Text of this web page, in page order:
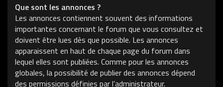
Que sont les annonces ?
Les annonces contiennent souvent des informations
importantes concernant le forum que vous consultez et
doivent être lues dès que possible. Les annonces
apparaissent en haut de chaque page du forum dans
lequel elles sont publiées. Comme pour les annonces
globales, la possibilité de publier des annonces dépend
des permissions définies par l’administrateur.